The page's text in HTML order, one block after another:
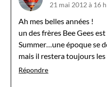
21 mai 2012 à 16
Ah mes belles années !
un des frères Bee Gees
Summer…une époque se
mais il restera toujours les
Répondre